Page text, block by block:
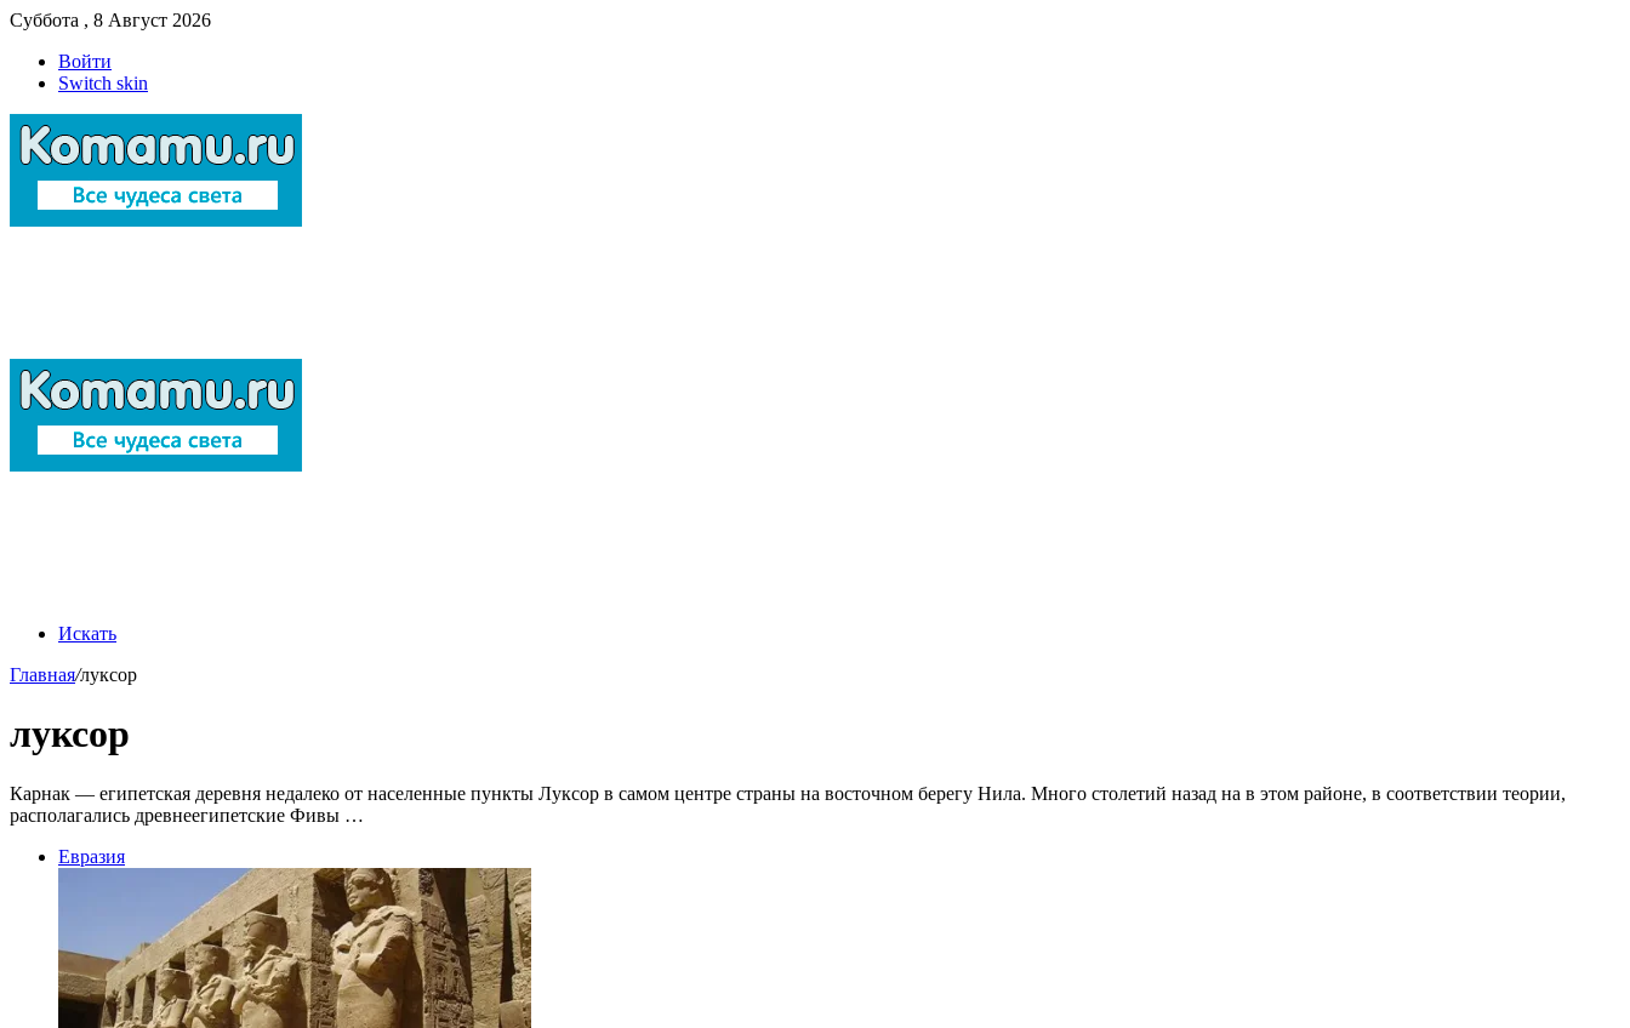
Суббота , 8 Август 2026
Войти
Switch skin
Искать
Главная/луксор
луксор
Карнак — египетская деревня недалеко от населенные пункты Луксор в самом центре страны на восточном берегу Нила. Много столетий назад на в этом районе, в соответствии теории,
располагались древнеегипетские Фивы …
Евразия